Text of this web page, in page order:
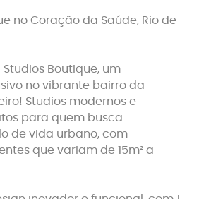
no Coração da Saúde, Rio de
Boutique, um
no vibrante bairro da
Studios modernos e
para quem busca
de vida urbano, com
que variam de 15m² a